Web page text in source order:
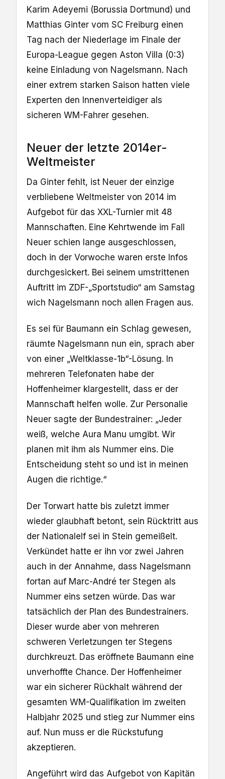
Karim Adeyemi (Borussia Dortmund) und
Matthias Ginter vom SC Freiburg einen
Tag nach der Niederlage im Finale der
Europa-League gegen Aston Villa (0:3)
keine Einladung von Nagelsmann. Nach
einer extrem starken Saison hatten viele
Experten den Innenverteidiger als
sicheren WM-Fahrer gesehen.
Neuer der letzte 2014er-
Weltmeister
Da Ginter fehlt, ist Neuer der einzige
verbliebene Weltmeister von 2014 im
Aufgebot für das XXL-Turnier mit 48
Mannschaften. Eine Kehrtwende im Fall
Neuer schien lange ausgeschlossen,
doch in der Vorwoche waren erste Infos
durchgesickert. Bei seinem umstrittenen
Auftritt im ZDF-„Sportstudio“ am Samstag
wich Nagelsmann noch allen Fragen aus.
Es sei für Baumann ein Schlag gewesen,
räumte Nagelsmann nun ein, sprach aber
von einer „Weltklasse-1b“-Lösung. In
mehreren Telefonaten habe der
Hoffenheimer klargestellt, dass er der
Mannschaft helfen wolle. Zur Personalie
Neuer sagte der Bundestrainer: „Jeder
weiß, welche Aura Manu umgibt. Wir
planen mit ihm als Nummer eins. Die
Entscheidung steht so und ist in meinen
Augen die richtige.“
Der Torwart hatte bis zuletzt immer
wieder glaubhaft betont, sein Rücktritt aus
der Nationalelf sei in Stein gemeißelt.
Verkündet hatte er ihn vor zwei Jahren
auch in der Annahme, dass Nagelsmann
fortan auf Marc-André ter Stegen als
Nummer eins setzen würde. Das war
tatsächlich der Plan des Bundestrainers.
Dieser wurde aber von mehreren
schweren Verletzungen ter Stegens
durchkreuzt. Das eröffnete Baumann eine
unverhoffte Chance. Der Hoffenheimer
war ein sicherer Rückhalt während der
gesamten WM-Qualifikation im zweiten
Halbjahr 2025 und stieg zur Nummer eins
auf. Nun muss er die Rückstufung
akzeptieren.
Angeführt wird das Aufgebot von Kapitän